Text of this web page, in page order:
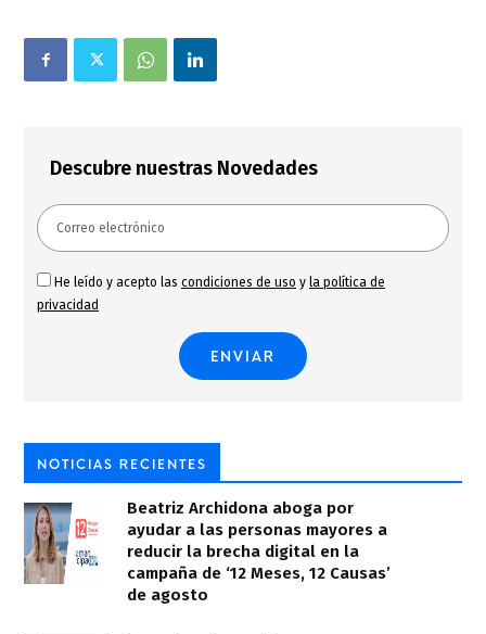
Descubre nuestras Novedades
He leído y acepto las condiciones de uso y la política de
privacidad
NOTICIAS RECIENTES
Beatriz Archidona aboga por
ayudar a las personas mayores a
reducir la brecha digital en la
campaña de ‘12 Meses, 12 Causas’
de agosto